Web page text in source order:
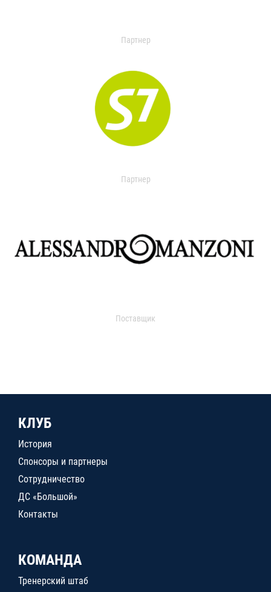
Партнер
Партнер
Поставщик
КЛУБ
История
Спонсоры и партнеры
Сотрудничество
ДС «Большой»
Контакты
КОМАНДА
Тренерский штаб